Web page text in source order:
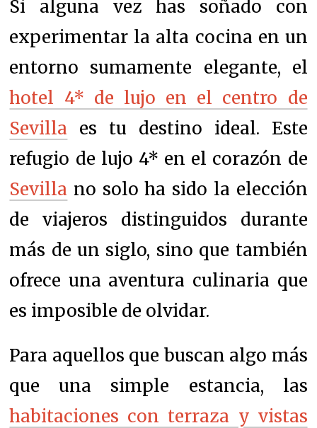
Si alguna vez has soñado con
experimentar la alta cocina en un
entorno sumamente elegante, el
hotel 4* de lujo en el centro de
Sevilla es tu destino ideal. Este
refugio de lujo 4* en el corazón de
Sevilla no solo ha sido la elección
de viajeros distinguidos durante
más de un siglo, sino que también
ofrece una aventura culinaria que
es imposible de olvidar.
Para aquellos que buscan algo más
que una simple estancia, las
habitaciones con terraza y vistas